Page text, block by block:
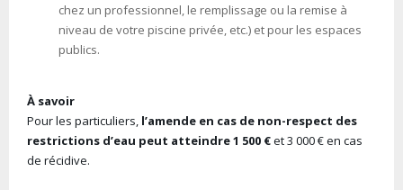
chez un professionnel, le remplissage ou la remise à
niveau de votre piscine privée, etc.) et pour les espaces
publics.
À savoir
Pour les particuliers, l’amende en cas de non-respect des
restrictions d’eau peut atteindre 1 500 €et 3 000 € en cas
de récidive.